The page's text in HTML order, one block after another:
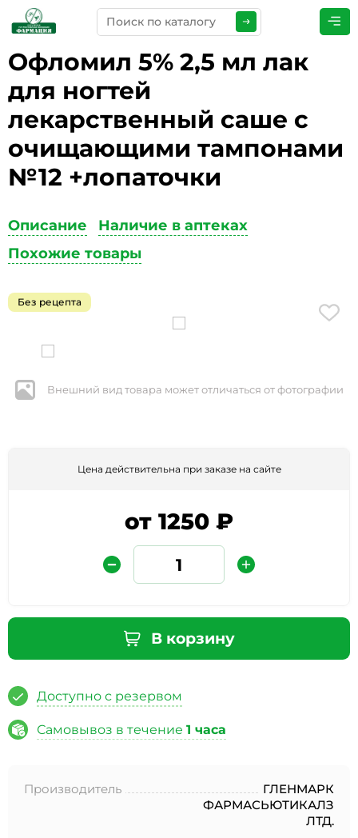
Офломил 5% 2,5 мл лак
для ногтей
лекарственный саше с
очищающими тампонами
№12 +лопаточки
Описание
Наличие в аптеках
Похожие товары
Без рецепта
Внешний вид товара может отличаться от фотографии
Цена действительна при заказе на сайте
от 1250 ₽
В корзину
Доступно с резервом
Самовывоз в течение 1 часа
Производитель
ГЛЕНМАРК
ФАРМАСЬЮТИКАЛЗ
ЛТД.
ПРЕДСТАВЬТЕСЬ*
ТЕЛЕФОН*
ЭЛЕКТРОННАЯ ПОЧТА*
КОММЕНТАРИИ
Защита от автоматических сообщений
согласие на обработку моих персональных данных, в
соответствии с Федеральным законом от 27.07.2006 года
№152-ФЗ «О персональных данных», на условиях и для
целей, определенных в Согласии на обработку